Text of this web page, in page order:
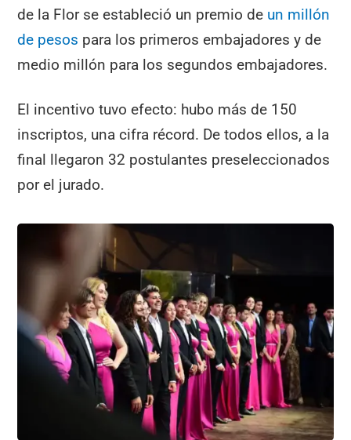
de la Flor se estableció un premio de un millón
de pesos para los primeros embajadores y de
medio millón para los segundos embajadores.
El incentivo tuvo efecto: hubo más de 150
inscriptos, una cifra récord. De todos ellos, a la
final llegaron 32 postulantes preseleccionados
por el jurado.